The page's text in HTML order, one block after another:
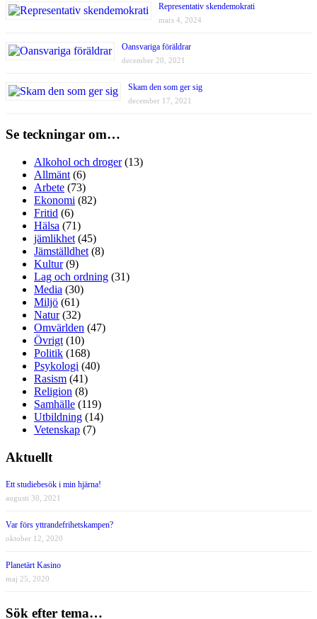
Representativ skendemokrati
mars 4, 2024
Oansvariga föräldrar
december 20, 2021
Skam den som ger sig
december 17, 2021
Se teckningar om…
Alkohol och droger(13)
Allmänt (6)
Arbete (73)
Ekonomi (82)
Fritid (6)
Hälsa (71)
jämlikhet (45)
Jämställdhet (8)
Kultur(9)
Lag och ordning (31)
Media (30)
Miljö (61)
Natur(32)
Omvärlden (47)
Övrigt (10)
Politik (168)
Psykologi (40)
Rasism (41)
Religion (8)
Samhälle (119)
Utbildning (14)
Vetenskap (7)
Aktuellt
Ett studiebesök i min hjärna!
augusti 30, 2021
Var förs yttrandefrihetskampen?
oktober 12, 2020
Planetärt Kasino
maj 25, 2020
Sök efter tema…